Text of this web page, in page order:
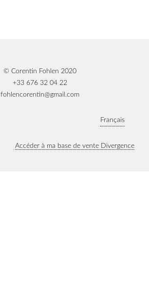
© Corentin Fohlen 2020
+33 676 32 04 22
fohlencorentin@gmail.com
Français
Accéder à ma base de vente Divergence